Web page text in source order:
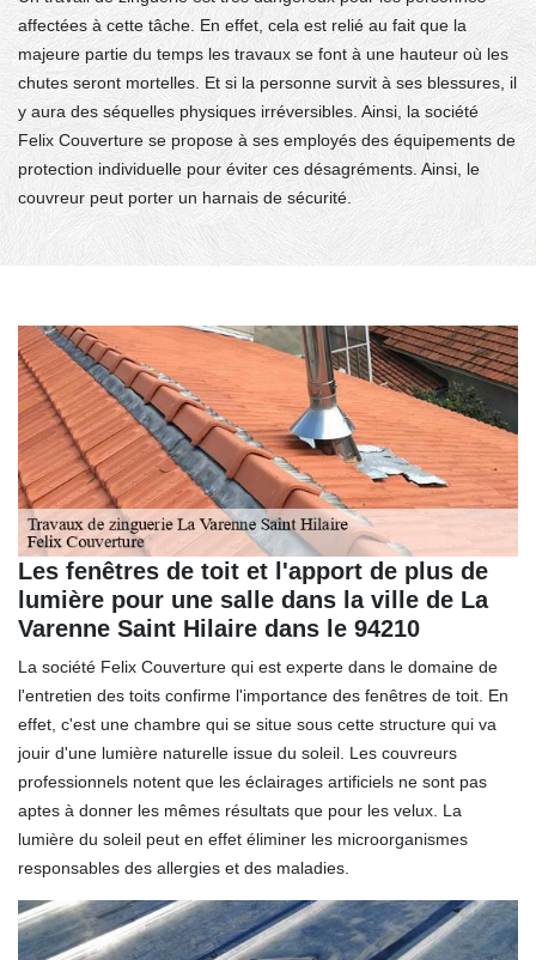
affectées à cette tâche. En effet, cela est relié au fait que la
majeure partie du temps les travaux se font à une hauteur où les
chutes seront mortelles. Et si la personne survit à ses blessures, il
y aura des séquelles physiques irréversibles. Ainsi, la société
Felix Couverture se propose à ses employés des équipements de
protection individuelle pour éviter ces désagréments. Ainsi, le
couvreur peut porter un harnais de sécurité.
Les fenêtres de toit et l'apport de plus de
lumière pour une salle dans la ville de La
Varenne Saint Hilaire dans le 94210
La société Felix Couverture qui est experte dans le domaine de
l'entretien des toits confirme l'importance des fenêtres de toit. En
effet, c'est une chambre qui se situe sous cette structure qui va
jouir d'une lumière naturelle issue du soleil. Les couvreurs
professionnels notent que les éclairages artificiels ne sont pas
aptes à donner les mêmes résultats que pour les velux. La
lumière du soleil peut en effet éliminer les microorganismes
responsables des allergies et des maladies.